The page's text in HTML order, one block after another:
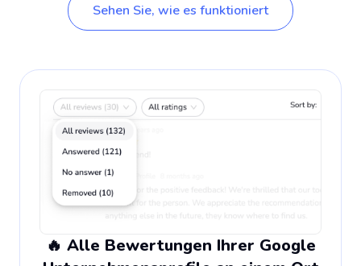
Sehen Sie, wie es funktioniert
🔥 Alle Bewertungen Ihrer Google